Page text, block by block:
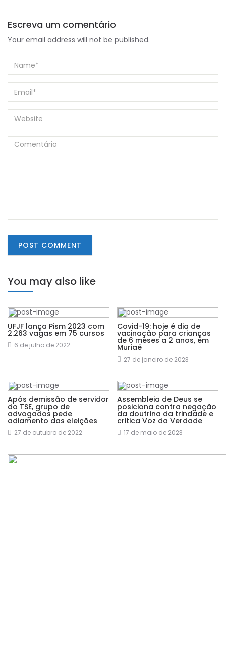
Escreva um comentário
Your email address will not be published.
You may also like
UFJF lança Pism 2023 com
2.263 vagas em 75 cursos
6 de julho de 2022
Covid-19: hoje é dia de
vacinação para crianças
de 6 meses a 2 anos, em
Muriaé
27 de janeiro de 2023
Após demissão de servidor
do TSE, grupo de
advogados pede
adiamento das eleições
27 de outubro de 2022
Assembleia de Deus se
posiciona contra negação
da doutrina da trindade e
critica Voz da Verdade
17 de maio de 2023